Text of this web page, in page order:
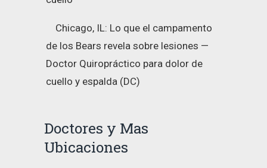
Chicago, IL: Lo que el campamento
de los Bears revela sobre lesiones —
Doctor Quiropráctico para dolor de
cuello y espalda (DC)
Doctores y Mas
Ubicaciones